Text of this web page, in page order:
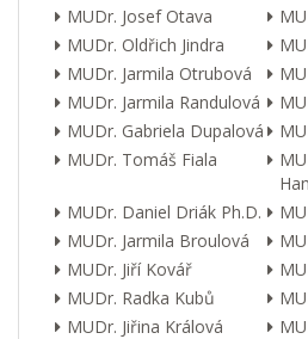
MUDr. Josef Otava
MUDr. Oldřich Jindra
MUDr. Jarmila Otrubová
MUDr. Jarmila Randulová
MUDr. Gabriela Dupalová
MUDr. Tomáš Fiala
MUDr. Daniel Driák Ph.D.
MUDr. Jarmila Broulová
MUDr. Jiří Kovář
MUDr. Radka Kubů
MUDr. Jiřina Králová